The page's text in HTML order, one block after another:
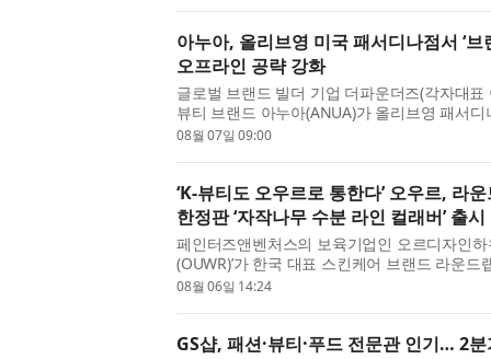
아누아, 올리브영 미국 패서디나점서 ‘
오프라인 공략 강화
글로벌 브랜드 빌더 기업 더파운더즈(각자대
뷰티 브랜드 아누아(ANUA)가 올리브영 패서
소비자를 위한 브랜드 경험 다각화에 나선다.
08월 07일 09:00
‘K-뷰티도 오우르로 통한다’ 오우르, 라
한정판 ‘자작나무 수분 라인 컬래버’ 출시
페인터즈앤벤처스의 보육기업인 오르디자인
(OUWR)’가 한국 대표 스킨케어 브랜드 라운
로벌(Olive Young US) 한정판 컬렉션을 선보
08월 06일 14:24
GS샵, 패션·뷰티·푸드 전문관 인기… 2